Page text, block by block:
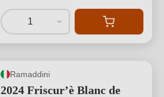
1
Ramaddini
2024 Friscur’è Blanc de